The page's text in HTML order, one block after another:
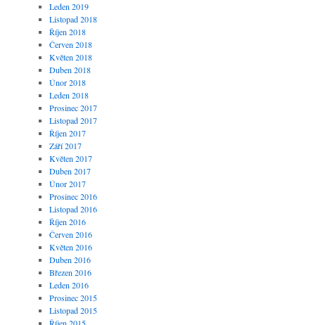
Leden 2019
Listopad 2018
Říjen 2018
Červen 2018
Květen 2018
Duben 2018
Únor 2018
Leden 2018
Prosinec 2017
Listopad 2017
Říjen 2017
Září 2017
Květen 2017
Duben 2017
Únor 2017
Prosinec 2016
Listopad 2016
Říjen 2016
Červen 2016
Květen 2016
Duben 2016
Březen 2016
Leden 2016
Prosinec 2015
Listopad 2015